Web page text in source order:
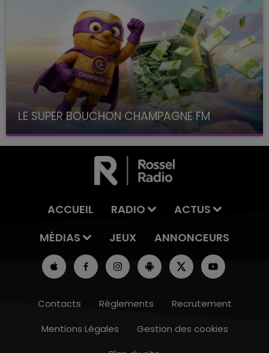
LE SUPER BOUCHON CHAMPAGNE FM
avec La Famille Champagne FM, à 8H10
ACCUEIL RADIO
ACTUS
MÉDIAS
JEUX ANNONCEURS
Contacts Règlements
Recrutement
Mentions Légales
Gestion des cookies